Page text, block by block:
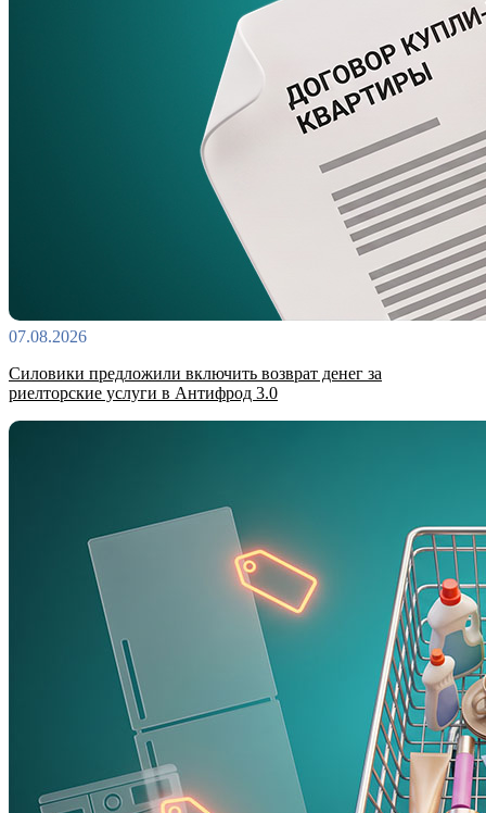
07.08.2026
Силовики предложили включить возврат денег за
риелторские услуги в Антифрод 3.0